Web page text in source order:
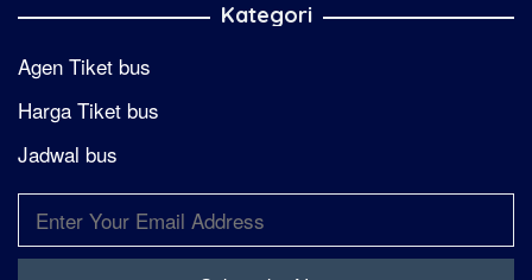
Kategori
Agen Tiket bus
Harga Tiket bus
Jadwal bus